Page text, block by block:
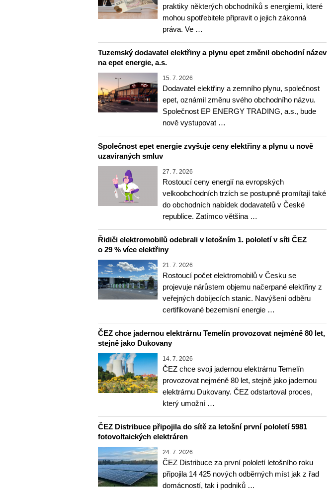
praktiky některých obchodníků s energiemi, které
mohou spotřebitele připravit o jejich zákonná
práva. Ve …
Tuzemský dodavatel elektřiny a plynu epet změnil obchodní název
na epet energie, a.s.
15. 7. 2026
Dodavatel elektřiny a zemního plynu, společnost
epet, oznámil změnu svého obchodního názvu.
Společnost EP ENERGY TRADING, a.s., bude
nově vystupovat …
Společnost epet energie zvyšuje ceny elektřiny a plynu u nově
uzavíraných smluv
27. 7. 2026
Rostoucí ceny energií na evropských
velkoobchodních trzích se postupně promítají také
do obchodních nabídek dodavatelů v České
republice. Zatímco většina …
Řidiči elektromobilů odebrali v letošním 1. pololetí v síti ČEZ
o 29 % více elektřiny
21. 7. 2026
Rostoucí počet elektromobilů v Česku se
projevuje nárůstem objemu načerpané elektřiny z
veřejných dobíjecích stanic. Navýšení odběru
certifikované bezemisní energie …
ČEZ chce jadernou elektrárnu Temelín provozovat nejméně 80 let,
stejně jako Dukovany
14. 7. 2026
ČEZ chce svoji jadernou elektrárnu Temelín
provozovat nejméně 80 let, stejně jako jadernou
elektrárnu Dukovany. ČEZ odstartoval proces,
který umožní …
ČEZ Distribuce připojila do sítě za letošní první pololetí 5981
fotovoltaických elektráren
24. 7. 2026
ČEZ Distribuce za první pololetí letošního roku
připojila 14 425 nových odběrných míst jak z řad
domácností, tak i podniků …